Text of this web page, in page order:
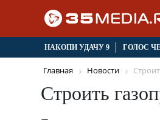
НАКОПИ УДАЧУ 9 ГОЛОС
Главная Новости
Строить